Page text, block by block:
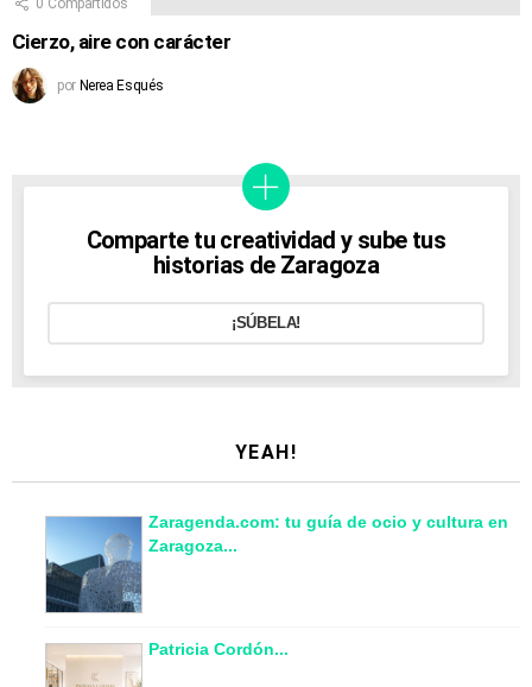
Cierzo, aire con carácter
por Nerea Esqués
Comparte tu creatividad y sube tus
historias de Zaragoza
¡SÚBELA!
YEAH!
Zaragenda.com: tu guía de ocio y cultura en
Zaragoza...
Patricia Cordón...